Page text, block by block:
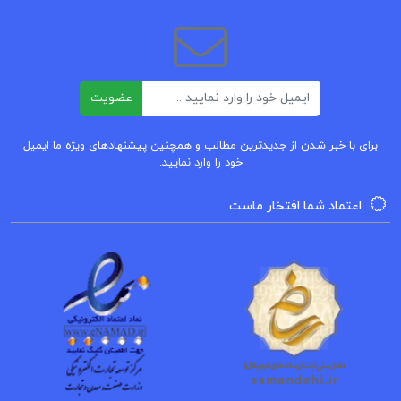
دانلود کتاب شش متن سغدی زهره زرشناس
خلاصه کتاب شش متن سغدی زهره زرشناس
نقد کتاب شش متن سغدی زهره زرشناس
کتاب پیشنهادی
کتاب شربت های ایرانی و نوشیدنی های سنتی
عضویت
برای با خبر شدن از جدیدترین مطالب و همچنین پیشنهادهای ویژه ما ایمیل
خود را وارد نمایید.
اعتماد شما افتخار ماست